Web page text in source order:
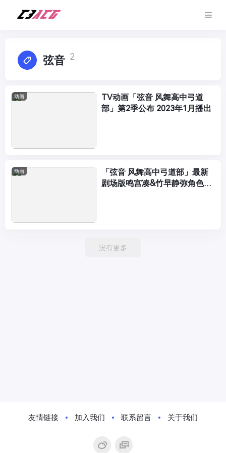
弦音 2
动画
TV动画「弦音 风舞高中弓道
部」第2季公布 2023年1月播出
动画
「弦音 风舞高中弓道部」最新
剧场版鸣宫凑&竹早静弥角色PV
没有更多
友情链接 加入我们 联系留言 关于我们